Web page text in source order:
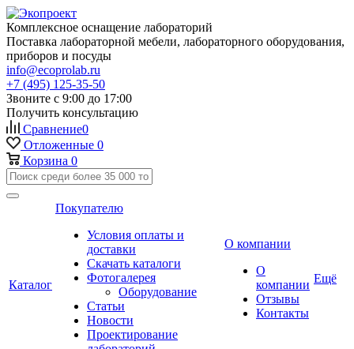
Комплексное оснащение лабораторий
Поставка лабораторной мебели, лабораторного оборудования,
приборов и посуды
info@ecoprolab.ru
+7 (495) 125-35-50
Звоните с 9:00 до 17:00
Получить консультацию
Сравнение0
Отложенные 0
Корзина 0
Каталог
Покупателю
Условия оплаты и
доставки
Скачать каталоги
Фотогалерея
Оборудование
Статьи
Новости
Проектирование
О компании
О
компании
Отзывы
Контакты
Ещё